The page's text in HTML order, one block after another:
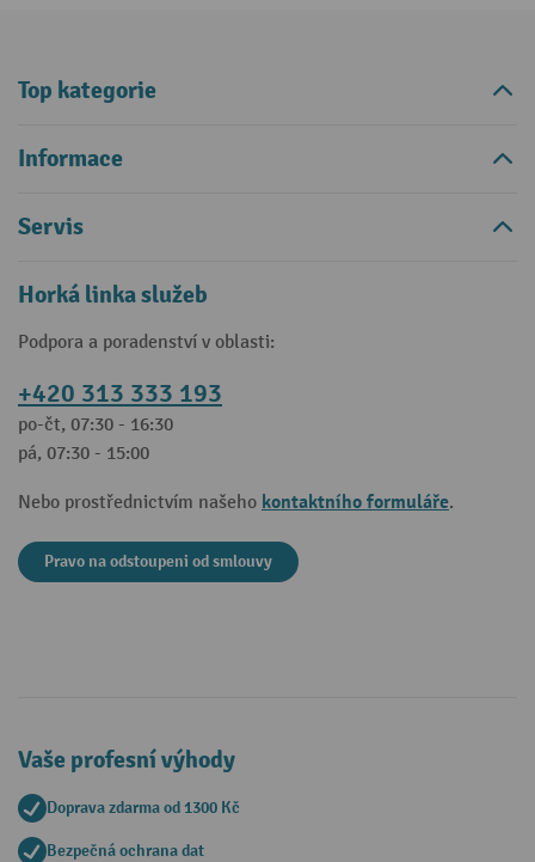
Top kategorie
Informace
Servis
Horká linka služeb
Podpora a poradenství v oblasti:
+420 313 333 193
po-čt, 07:30 - 16:30
pá, 07:30 - 15:00
Nebo prostřednictvím našeho kontaktního formuláře.
Pravo na odstoupeni od smlouvy
Vaše profesní výhody
Doprava zdarma od 1300 Kč
Bezpečná ochrana dat